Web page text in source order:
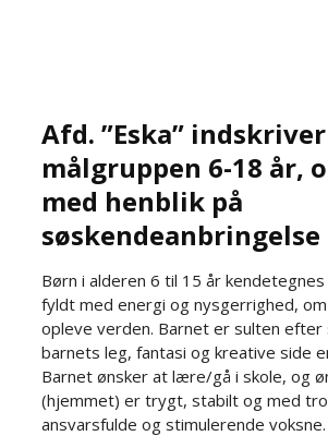
Afd. ”Eska” indskriver
målgruppen 6-18 år,
med henblik på
søskendeanbringelse
Børn i alderen 6 til 15 år
fyldt med energi og nysgerrighed,
opleve verden. Barnet er sulten efter
barnets leg, fantasi og kreative side
Barnet ønsker at lære/gå i skole, og
(hjemmet) er trygt, stabilt og med
ansvarsfulde og stimulerende voksne.​